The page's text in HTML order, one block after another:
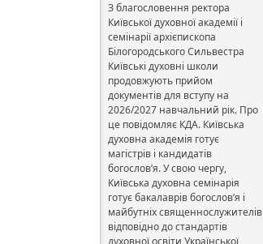
З благословення ректора
Київської духовної академії і
семінарії архієпископа
Білогородського Сильвестра
Київські духовні школи
продовжують прийом
документів для вступу на
2026/2027 навчальний рік. Про
це повідомляє КДА. Київська
духовна академія готує
магістрів і кандидатів
богослов’я. У свою чергу,
Київська духовна семінарія
готує бакалаврів богослов’я і
майбутніх священнослужителів
відповідно до стандартів
духовної освіти Української